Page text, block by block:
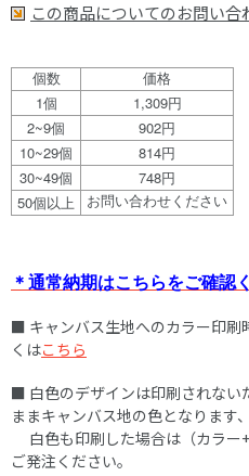
この商品についてのお問い合
個数 価格
1個 1,309円
2~9個 902円
10~29個 814円
30~49個 748円
50個以上 お問い合わせください
＊通常納期はこちらをご確認
■ キャンバス生地へのカラー印刷
くはこちら
■ 白色のデザインは印刷されない
ままキャンバス地の色となります、
白色も印刷した場合は（カラー
ご発注ください。